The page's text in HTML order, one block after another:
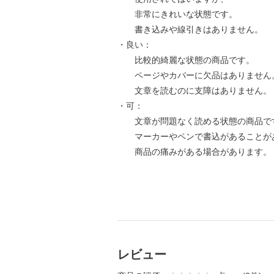
非常にきれいな状態です。
書き込みや線引きはありません。
・良い：
比較的綺麗な状態の商品です。
ページやカバーに欠品はありません
文章を読むのに支障はありません。
・可：
文章が問題なく読める状態の商品で
マーカーやペンで書込があることが
商品の痛みがある場合があります。
レビュー